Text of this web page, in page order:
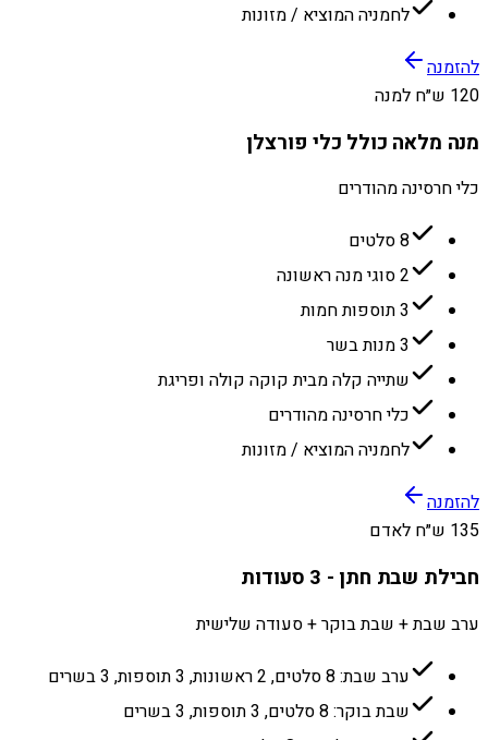
לחמניה המוציא / מזונות
להזמנה
120 ש״ח למנה
מנה מלאה כולל כלי פורצלן
כלי חרסינה מהודרים
8 סלטים
2 סוגי מנה ראשונה
3 תוספות חמות
3 מנות בשר
שתייה קלה מבית קוקה קולה ופריגת
כלי חרסינה מהודרים
לחמניה המוציא / מזונות
להזמנה
135 ש״ח לאדם
חבילת שבת חתן - 3 סעודות
ערב שבת + שבת בוקר + סעודה שלישית
ערב שבת: 8 סלטים, 2 ראשונות, 3 תוספות, 3 בשרים
שבת בוקר: 8 סלטים, 3 תוספות, 3 בשרים